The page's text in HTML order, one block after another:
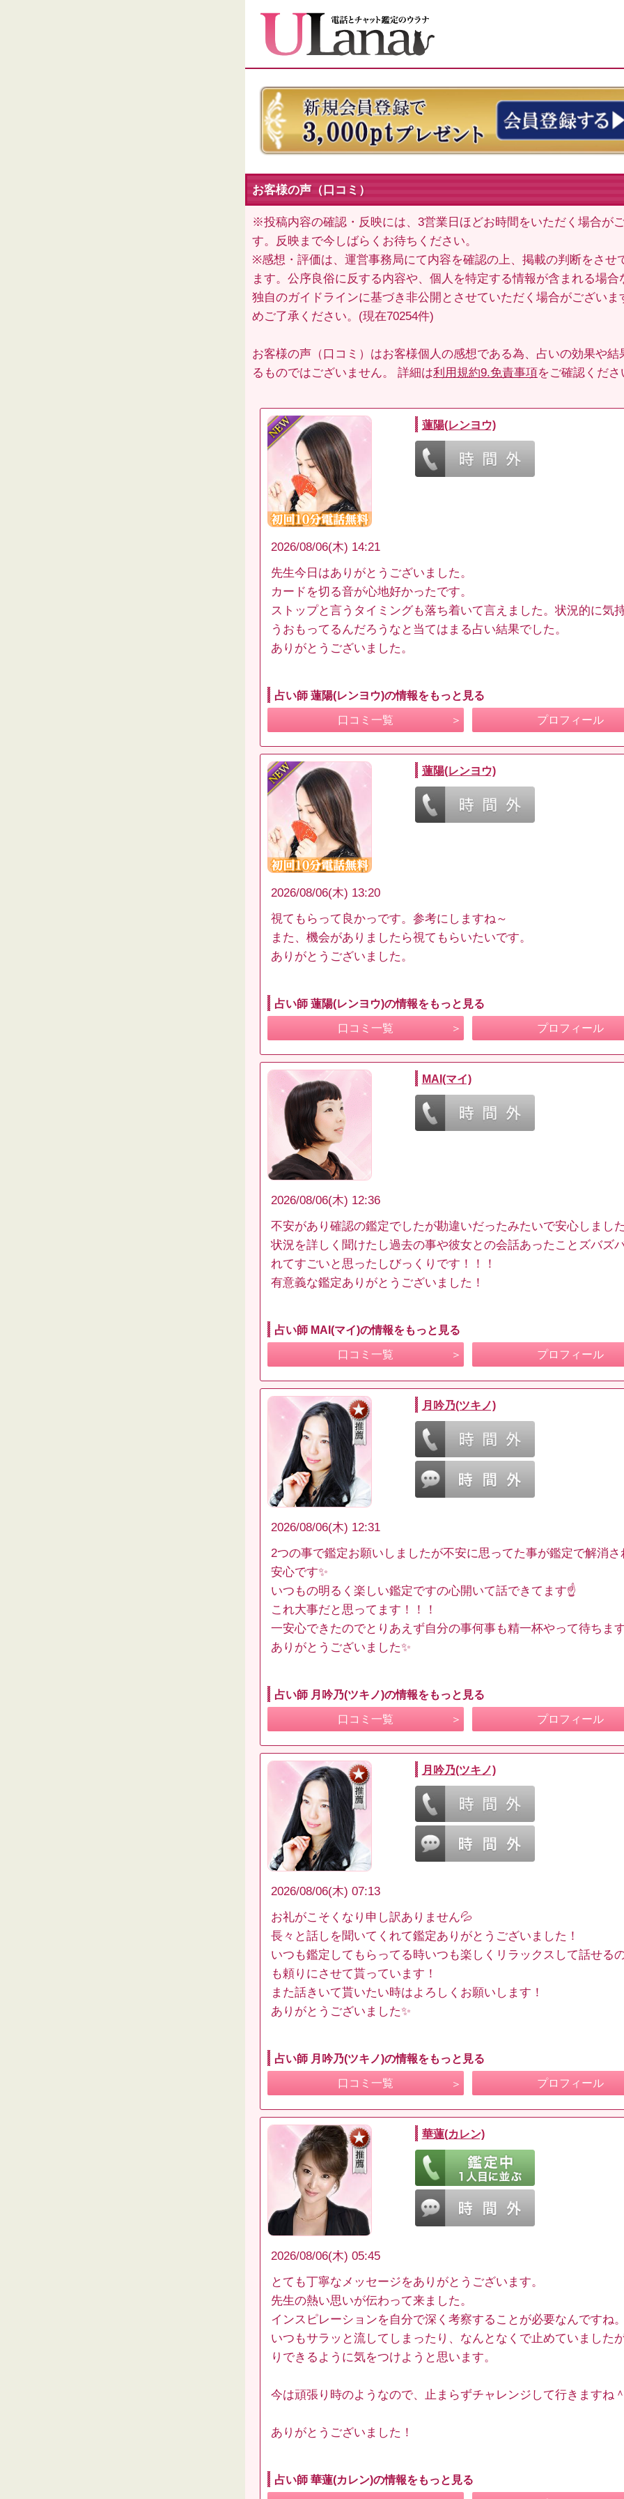
お客様の声（口コミ）
※投稿内容の確認・反映には、3営業日ほどお時間をいただく場合が
す。反映まで今しばらくお待ちください。
※感想・評価は、運営事務局にて内容を確認の上、掲載の判断をさせ
ます。公序良俗に反する内容や、個人を特定する情報が含まれる場合
独自のガイドラインに基づき非公開とさせていただく場合がございま
めご了承ください。(現在70254件)
お客様の声（口コミ）はお客様個人の感想である為、占いの効果や結
るものではございません。 詳細は利用規約9.免責事項をご確認くださ
蓮陽(レンヨウ)
2026/08/06(木) 14:21
先生今日はありがとうございました。
カードを切る音が心地好かったです。
ストップと言うタイミングも落ち着いて言えました。状況的に気
うおもってるんだろうなと当てはまる占い結果でした。
ありがとうございました。
占い師 蓮陽(レンヨウ)の情報をもっと見る
口コミ一覧 プロフィール
蓮陽(レンヨウ)
2026/08/06(木) 13:20
視てもらって良かっです。参考にしますね～
また、機会がありましたら視てもらいたいです。
ありがとうございました。
占い師 蓮陽(レンヨウ)の情報をもっと見る
口コミ一覧 プロフィール
MAI(マイ)
2026/08/06(木) 12:36
不安があり確認の鑑定でしたが勘違いだったみたいで安心しまし
状況を詳しく聞けたし過去の事や彼女との会話あったことズバズ
れてすごいと思ったしびっくりです！！！
有意義な鑑定ありがとうございました！
占い師 MAI(マイ)の情報をもっと見る
口コミ一覧 プロフィール
月吟乃(ツキノ)
2026/08/06(木) 12:31
2つの事で鑑定お願いしましたが不安に思ってた事が鑑定で解消さ
安心です✨
いつもの明るく楽しい鑑定ですの心開いて話できてます☝️
これ大事だと思ってます！！！
一安心できたのでとりあえず自分の事何事も精一杯やって待ちま
ありがとうございました✨
占い師 月吟乃(ツキノ)の情報をもっと見る
口コミ一覧 プロフィール
月吟乃(ツキノ)
2026/08/06(木) 07:13
お礼がこそくなり申し訳ありません💦
長々と話しを聞いてくれて鑑定ありがとうございました！
いつも鑑定してもらってる時いつも楽しくリラックスして話せる
も頼りにさせて貰っています！
また話きいて貰いたい時はよろしくお願いします！
ありがとうございました✨
占い師 月吟乃(ツキノ)の情報をもっと見る
口コミ一覧 プロフィール
華蓮(カレン)
2026/08/06(木) 05:45
とても丁寧なメッセージをありがとうございます。
先生の熱い思いが伝わって来ました。
インスピレーションを自分で深く考察することが必要なんですね
いつもサラッと流してしまったり、なんとなくで止めていました
りできるように気をつけようと思います。
今は頑張り時のようなので、止まらずチャレンジして行きますね
ありがとうございました！
占い師 華蓮(カレン)の情報をもっと見る